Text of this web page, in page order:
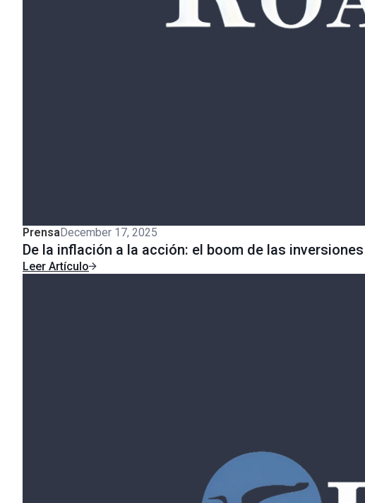
PrensaDecember 17, 2025
De la inflación a la acción: el boom de las
Leer Artículo